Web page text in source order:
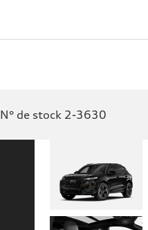
N° de stock 2-3630